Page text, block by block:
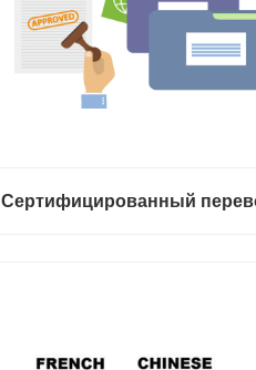
Сертифицированный